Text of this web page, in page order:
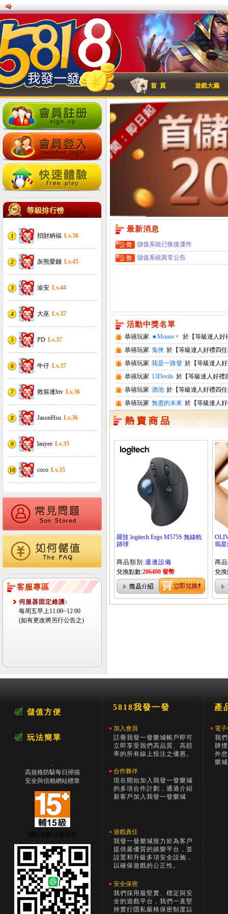
首 頁 遊戲大廳
1 招財納福 Lv.50
2 灰熊愛錢 Lv.45
3 渝安 Lv.44
4 大巫 Lv.37
5 PD Lv.37
6 牛仔 Lv.37
7 救摳連htv Lv.36
8 JasonHsu Lv.36
9 lauyee Lv.35
10 coco Lv.35
客服專區
伺服器固定維護:
每周五早上11:00~12:00
(如有更改將另行公告之)
最新消息
儲值系統已恢復運作
儲值系統異常公告
活動中獎名單
恭禧玩家 ★Mouse〃 於【等級達人好
恭禧玩家 鬼俠 於【等級達人好禮四
恭禧玩家 我是一路發 於【等級達人
恭禧玩家 13Devils 於【等級達人好禮
恭禧玩家 酒池 於【等級達人好禮四
恭禧玩家 無盡的未來 於【等級達人
羅技 logitech Ergo M575S 無線軌
跡球
商品類別:週邊設備
兌換點數:206400 發幣
塢星
商
兌
羅技 M650 多工靜音無線滑鼠
商品類別:
週邊設備
兌換點數:174400 發幣
商
兌
儲值方便
玩法簡單
高規格防駭每日掃描
安全與信賴網站標章
網站年齡分級制度
5818我發一發
加入會員
註冊我發一發樂城帳戶即可
立即享受我們高品質、高賠
率的所有線上投注之優惠。
合作夥伴
現在開始加入我發一發樂城
的多項合作計劃，通過介紹
新客戶加入我發一發樂城
遊戲責任
我發一發樂城致力於為客戶
提供最優質的娛樂平台，並
設置和升級多項安全設施，
以確保遊戲的公正性。
安全保密
我們採用最堅實、穩定與安
全的遊戲平台，我們一直堅
持實行隱私嚴格保密制度以
產
電
我
牌
外
樂